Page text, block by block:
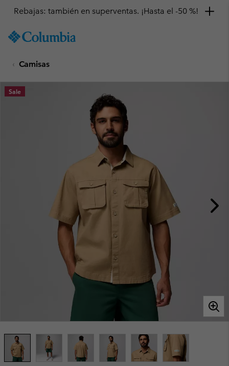
TO
SKIP
MAIN
NAV
Rebajas: también en superventas. ¡Hasta el -50 %!
Camisas
Sale